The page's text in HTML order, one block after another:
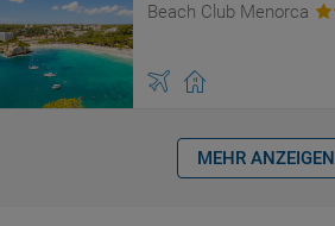
Beach Club Menorca
MEHR ANZEIGEN